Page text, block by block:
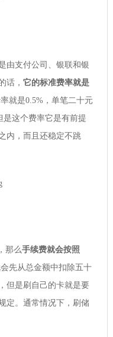
由支付公司、银联和银
话， 它的标准费率就是
就是0.5%，单笔二十元
是这个费率它是有前提
内，而且还稳定不跳
那么手续费就会按照
先从总金额中扣除五十
但是刷自己的卡就是要
定。通常情况下，刷储